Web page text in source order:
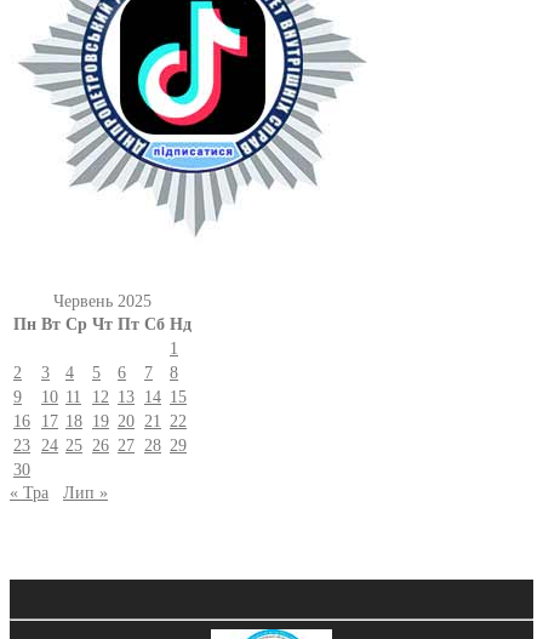
Червень 2025
Пн Вт Ср Чт Пт Сб Нд
1
2
3 4 5 6 7
8
9
10 11 12 13 14 15
16
17 18 19 20 21 22
23 24 25 26 27 28 29
30
« Тра
Лип »